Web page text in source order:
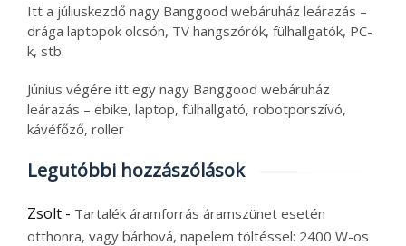
Itt a júliuskezdő nagy Banggood webáruház leárazás –
drága laptopok olcsón, TV hangszórók, fülhallgatók, PC-
k, stb.
Június végére itt egy nagy Banggood webáruház
leárazás – ebike, laptop, fülhallgató, robotporszívó,
kávéfőző, roller
Legutóbbi hozzászólások
Zsolt - Tartalék áramforrás áramszünet esetén
otthonra, vagy bárhová, napelem töltéssel: 2400 W-os